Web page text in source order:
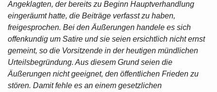
Angeklagten, der bereits zu Beginn Hauptverhandlung
eingeräumt hatte, die Beiträge verfasst zu haben,
freigesprochen. Bei den Äußerungen handele es sich
offenkundig um Satire und sie seien ersichtlich nicht ernst
gemeint, so die Vorsitzende in der heutigen mündlichen
Urteilsbegründung. Aus diesem Grund seien die
Äußerungen nicht geeignet, den öffentlichen Frieden zu
stören. Damit fehle es an einem gesetzlichen